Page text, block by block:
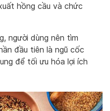
hồng cầu và chức
người dùng nên tìm
đầu tiên là ngũ cốc
để tối ưu hóa lợi ích